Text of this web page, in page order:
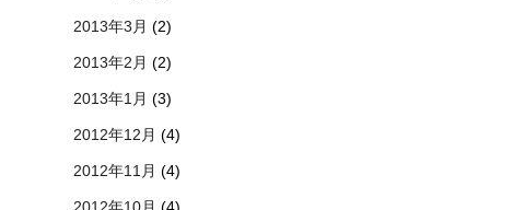
2013年3月 (2)
2013年2月 (2)
2013年1月 (3)
2012年12月 (4)
2012年11月 (4)